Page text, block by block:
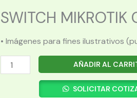
SWITCH MIKROTIK
• Imágenes para fines ilustrativos
SWITCH
MIKROTIK
AÑADIR AL
SOLICITAR